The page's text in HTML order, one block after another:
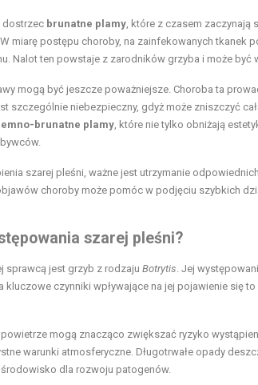
dostrzec brunatne plamy , które z czasem
miarę postępu choroby, na zainfekowanych tkanek
Nalot ten powstaje z zarodników grzyba i może być
mogą być jeszcze poważniejsze. Choroba ta
szczególnie niebezpieczny, gdyż może zniszczyć
brunatne plamy , które nie tylko obniżają
szarej pleśni, ważne jest utrzymanie
choroby może pomóc w podjęciu szybkich
szarej pleśni?
sprawcą jest grzyb z rodzaju Botrytis . Jej
czynniki wpływające na jej pojawienie się to
mogą znacząco zwiększać ryzyko
warunki atmosferyczne. Długotrwałe opady
dla rozwoju patogenów.